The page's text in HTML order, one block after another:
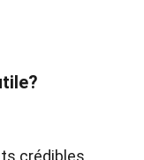
crédibles